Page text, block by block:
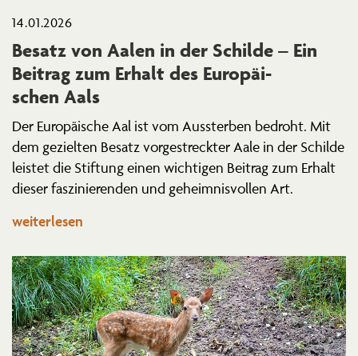
14.01.2026
Besatz von Aalen in der Schilde – Ein
Beitrag zum Erhalt des Europäi­
schen Aals
Der Europäische Aal ist vom Aussterben bedroht. Mit
dem gezielten Besatz vorge­streckter Aale in der Schilde
leistet die Stiftung einen wichtigen Beitrag zum Erhalt
dieser faszi­nie­renden und geheim­nis­vollen Art.
weiterlesen